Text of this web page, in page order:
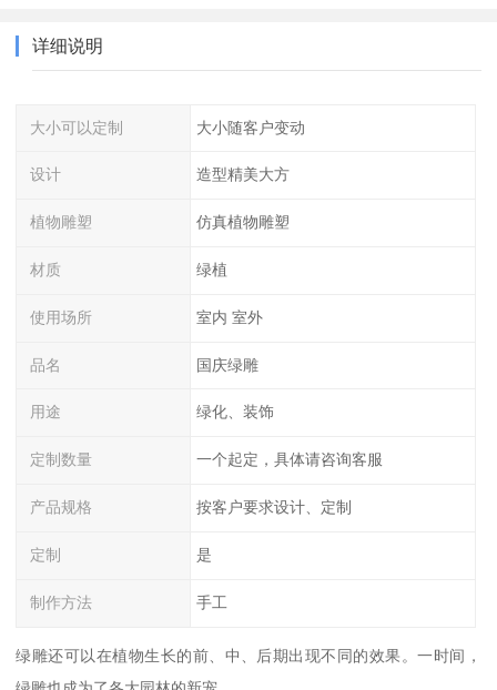
详细说明
大小可以定制 大小随客户变动
设计 造型精美大方
植物雕塑 仿真植物雕塑
材质 绿植
使用场所 室内 室外
品名 国庆绿雕
用途 绿化、装饰
定制数量 一个起定，具体请咨询客服
产品规格 按客户要求设计、定制
定制 是
制作方法 手工
绿雕还可以在植物生长的前、中、后期出现不同的效果。一时间，